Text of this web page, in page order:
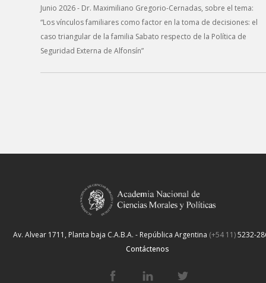
Junio 2026 - Dr. Maximiliano Gregorio-Cernadas, sobre el tema:
“Los vínculos familiares como factor en la toma de decisiones: el
caso triangular de la familia Sabato respecto de la Política de
Seguridad Externa de Alfonsín”
Av. Alvear 1711, Planta baja C.A.B.A. - República Argentina (+54 11)5232-
Contáctenos